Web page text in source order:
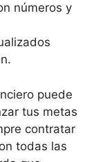
números y
puede
tus metas
contratar
todas las